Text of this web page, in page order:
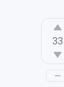
33